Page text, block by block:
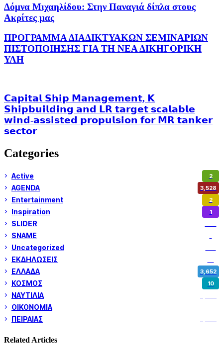
Δόμνα Μιχαηλίδου: Στην Παναγιά δίπλα στους
Ακρίτες μας
ΠΡΟΓΡΑΜΜΑ ΔΙΑΔΙΚΤΥΑΚΩΝ ΣΕΜΙΝΑΡΙΩΝ
ΠΙΣΤΟΠΟΙΗΣΗΣ ΓΙΑ ΤΗ ΝΕΑ ΔΙΚΗΓΟΡΙΚΗ
ΥΛΗ
𝗖𝗮𝗽𝗶𝘁𝗮𝗹 𝗦𝗵𝗶𝗽 𝗠𝗮𝗻𝗮𝗴𝗲𝗺𝗲𝗻𝘁, 𝗞
𝗦𝗵𝗶𝗽𝗯𝘂𝗶𝗹𝗱𝗶𝗻𝗴 𝗮𝗻𝗱 𝗟𝗥 𝘁𝗮𝗿𝗴𝗲𝘁 𝘀𝗰𝗮𝗹𝗮𝗯𝗹𝗲
𝘄𝗶𝗻𝗱-𝗮𝘀𝘀𝗶𝘀𝘁𝗲𝗱 𝗽𝗿𝗼𝗽𝘂𝗹𝘀𝗶𝗼𝗻 𝗳𝗼𝗿 𝗠𝗥 𝘁𝗮𝗻𝗸𝗲𝗿
𝘀𝗲𝗰𝘁𝗼𝗿
Categories
Active 2
AGENDA 3,528
Entertainment 2
Inspiration 1
SLIDER
SNAME
Uncategorized
ΕΚΔΗΛΩΣΕΙΣ
ΕΛΛΑΔΑ 3,652
ΚΟΣΜΟΣ 10
ΝΑΥΤΙΛΙΑ
ΟΙΚΟΝΟΜΙΑ
ΠΕΙΡΑΙΑΣ
Related Articles